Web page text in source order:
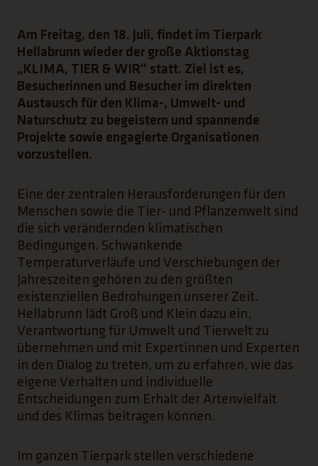
Am Freitag, den 18. Juli, findet im Tierpark
Hellabrunn wieder der große Aktionstag
„KLIMA, TIER & WIR“ statt. Ziel ist es,
Besucherinnen und Besucher im direkten
Austausch für den Klima-, Umwelt- und
Naturschutz zu begeistern und spannende
Projekte sowie engagierte Organisationen
vorzustellen.
Eine der zentralen Herausforderungen für den
Menschen sowie die Tier- und Pflanzenwelt sind
die sich verändernden klimatischen
Bedingungen. Schwankende
Temperaturverläufe und Verschiebungen der
Jahreszeiten gehören zu den größten
existenziellen Bedrohungen unserer Zeit.
Hellabrunn lädt Groß und Klein dazu ein,
Verantwortung für Umwelt und Tierwelt zu
übernehmen und mit Expertinnen und Experten
in den Dialog zu treten, um zu erfahren, wie das
eigene Verhalten und individuelle
Entscheidungen zum Erhalt der Artenvielfalt
und des Klimas beitragen können.
Im ganzen Tierpark stellen verschiedene